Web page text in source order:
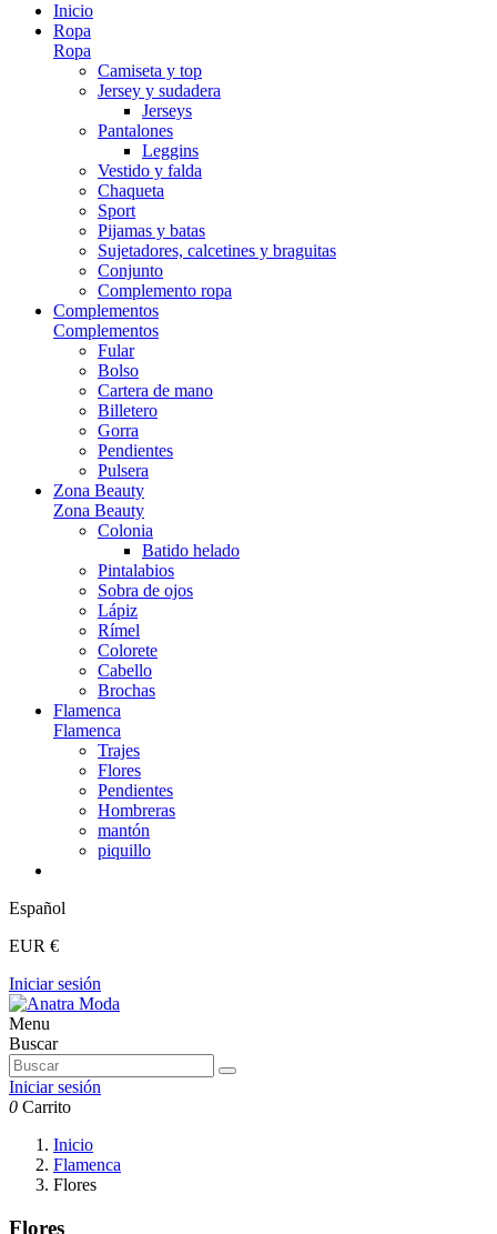
Inicio
Ropa
Ropa
Camiseta y top
Jersey y sudadera
Jerseys
Pantalones
Leggins
Vestido y falda
Chaqueta
Sport
Pijamas y batas
Sujetadores, calcetines y braguitas
Conjunto
Complemento ropa
Complementos
Complementos
Fular
Bolso
Cartera de mano
Billetero
Gorra
Pendientes
Pulsera
Zona Beauty
Zona Beauty
Colonia
Batido helado
Pintalabios
Sobra de ojos
Lápiz
Rímel
Colorete
Cabello
Brochas
Flamenca
Flamenca
Trajes
Flores
Pendientes
Hombreras
mantón
piquillo
Español
EUR €
Iniciar sesión
Menu
Buscar
Iniciar sesión
0 Carrito
Inicio
Flamenca
Flores
Flores